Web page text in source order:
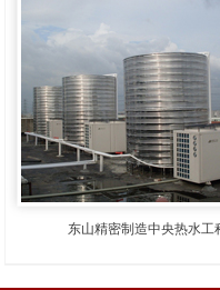
东山精密制造中央热水工